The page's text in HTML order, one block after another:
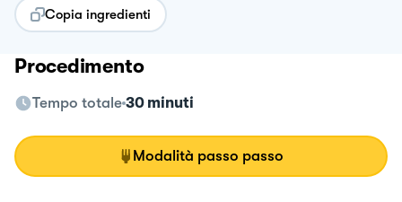
Copia ingredienti
Procedimento
Tempo totale 30 minuti
Modalità passo passo